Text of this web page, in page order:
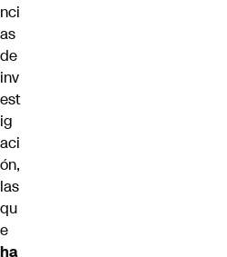
nci
as
de
inv
est
ig
aci
ón,
las
qu
e
ha